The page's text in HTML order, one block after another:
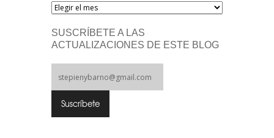
Archivo
SUSCRÍBETE A LAS
ACTUALIZACIONES DE ESTE BLOG